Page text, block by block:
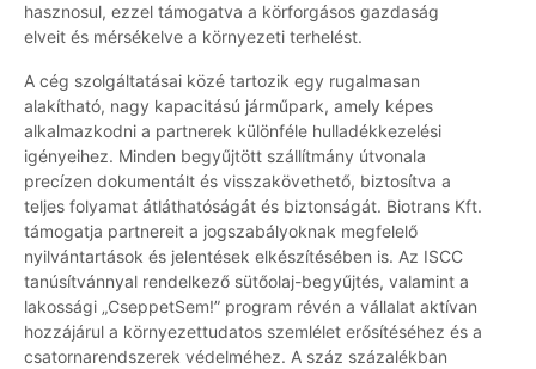
hasznosul, ezzel támogatva a körforgásos gazdaság
elveit és mérsékelve a környezeti terhelést.
A cég szolgáltatásai közé tartozik egy rugalmasan
alakítható, nagy kapacitású járműpark, amely képes
alkalmazkodni a partnerek különféle hulladékkezelési
igényeihez. Minden begyűjtött szállítmány útvonala
precízen dokumentált és visszakövethető, biztosítva a
teljes folyamat átláthatóságát és biztonságát. Biotrans Kft.
támogatja partnereit a jogszabályoknak megfelelő
nyilvántartások és jelentések elkészítésében is. Az ISCC
tanúsítvánnyal rendelkező sütőolaj-begyűjtés, valamint a
lakossági „CseppetSem!” program révén a vállalat aktívan
hozzájárul a környezettudatos szemlélet erősítéséhez és a
csatornarendszerek védelméhez. A száz százalékban